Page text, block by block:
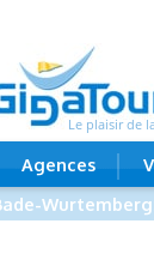
Le plaisir de
Agences